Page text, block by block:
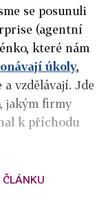
se posunuli
(agentní
které nám
úkoly,
vzdělávají. Jde
jakým firmy
k příchodu